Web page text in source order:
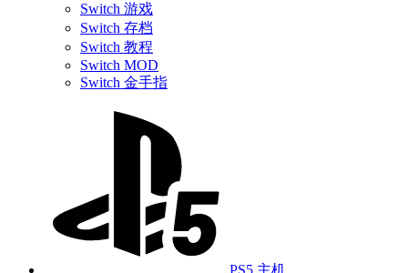
Switch 游戏
Switch 存档
Switch 教程
Switch MOD
Switch 金手指